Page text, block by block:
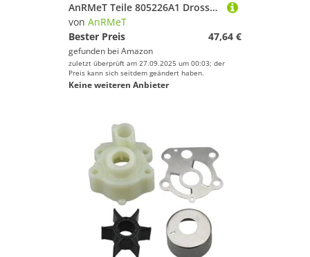
AnRMeT Teile 805226A1 Drosselklappensensor for Mr Sterndrive 5.0 .7 .4 8.2 L V8 Vl-o Innenbordmotoren 3855184 17087400
von AnRMeT
Bester Preis
47,64 €
gefunden bei Amazon
zuletzt überprüft am 27.09.2025 um 00:03; der
Preis kann sich seitdem geändert haben.
Keine weiteren Anbieter